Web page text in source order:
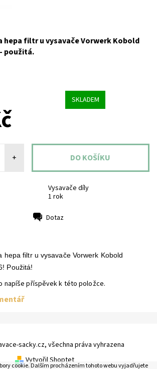
hepa filtr u vysavače Vorwerk Kobold
- použitá.
SKLADEM
+
Vysavače díly
1 rok
Dotaz
hepa filtr u vysavače Vorwerk Kobold
Použitá!
napíše příspěvek k této položce.
sacky.cz, všechna práva vyhrazena
Vytvořil Shoptet
cookie. Dalším procházením tohoto webu vyjadřujete